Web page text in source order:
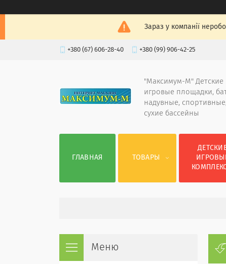
Зараз у компанії
+380 (67) 606-28-40 +380 (99) 906-42-25
"Максимум-М" Детские
игровые площадки,
надувные,
сухие бассейны
ГЛАВНАЯ ТОВАРЫ